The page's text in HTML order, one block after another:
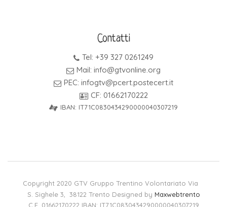
Contatti
Tel: +39 327 0261249
Mail: info@gtvonline.org
PEC: infogtv@pcert.postecert.it
CF: 01662170222
IBAN: IT71C0830434290000040307219
Copyright 2020 GTV Gruppo Trentino Volontariato Via
S. Sighele 3, 38122 Trento Designed by Maxwebtrento
C.F. 01662170222 IBAN: IT71C0830434290000040307219